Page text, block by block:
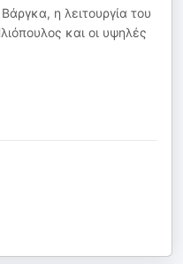
η λειτουργία του
και οι υψηλές